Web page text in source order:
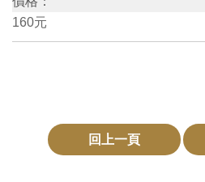
出
160元
回上一頁